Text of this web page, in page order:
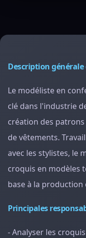
Description
Le modéliste en
clé dans l'industrie
création des
de vêtements.
avec les stylistes, le
croquis en modèles
base à la production
Principales
- Analyser les